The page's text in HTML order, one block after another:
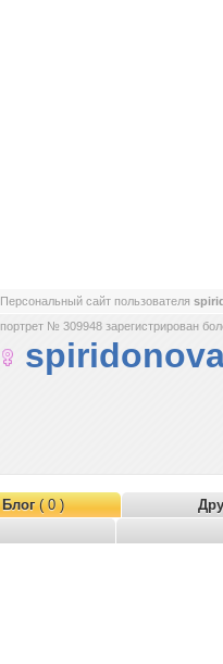
Персональный сайт пользователя
портрет № 309948 зарегистрирован
Блог( 0 )